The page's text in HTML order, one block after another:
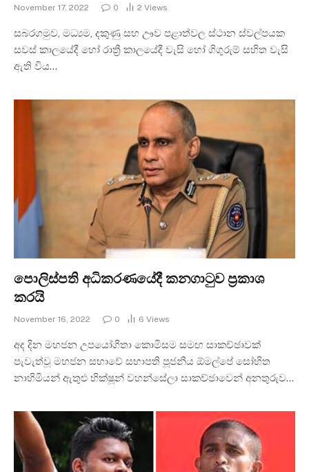
November 17, 2022 0 2 Views
සබරගමුව, මධ්‍යම, දකුණු සහ ඌව පළාත්වල ස්ථාන ස්වල්පයක
සවස් කාලයේදී හෝ රාත්‍රී කාලයේදී වැසි හෝ ගිගුරුම් සහිත වැසි
ඇති විය…
පොලිස්පති අධිකරණයේදී කනගාටුව ප්‍රකාශ
කරයි
November 16, 2022 0 6 Views
අද දින මහජන උපයෝගිතා කොමිසම සමඟ සාකච්ඡාවක්
පැවැත්වූ මහජන සභාවේ සභාපති පූජනීය ඕමල්පේ සෝභිත
නාහිමියන් ඇතුළු භික්ෂූන් වහන්සේලා සාකච්ඡාවෙන් අනතුරුව…